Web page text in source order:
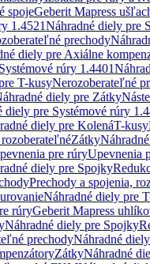
spojeGeberit Mapress
1.4521Náhradné diely pre
prechody
diely pre Axiálne
Systémové rúry 1.4401
T-kusyNerozoberateľné
diely pre Zátky
diely pre Systémové rúry
diely pre KolenáT-kusy
Zátky
pre rúryUpevnenia
diely pre Spojky
Prechody a spojenia,
Náhradné diely pre
rúryGeberit Mapress
Náhradné diely pre Spojky
prechodyNáhradné
ZátkyNáhradné